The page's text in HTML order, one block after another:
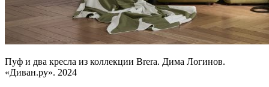
Пуф и два кресла из коллекции Brera. Дима Логинов.
«Диван.ру». 2024